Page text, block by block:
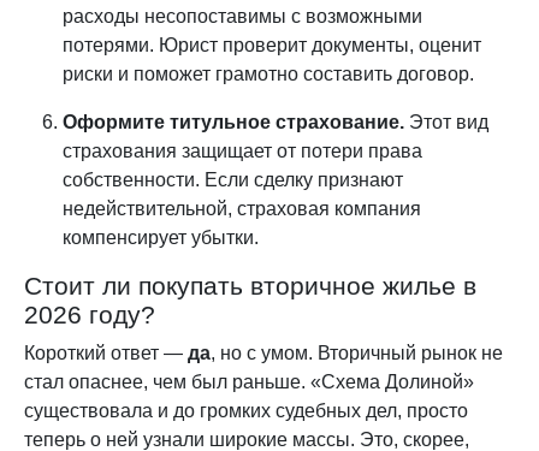
расходы несопоставимы с возможными
потерями. Юрист проверит документы, оценит
риски и поможет грамотно составить договор.
Оформите титульное страхование. Этот вид
страхования защищает от потери права
собственности. Если сделку признают
недействительной, страховая компания
компенсирует убытки.
Стоит ли покупать вторичное жилье в
2026 году?
Короткий ответ — да, но с умом. Вторичный рынок не
стал опаснее, чем был раньше. «Схема Долиной»
существовала и до громких судебных дел, просто
теперь о ней узнали широкие массы. Это, скорее,